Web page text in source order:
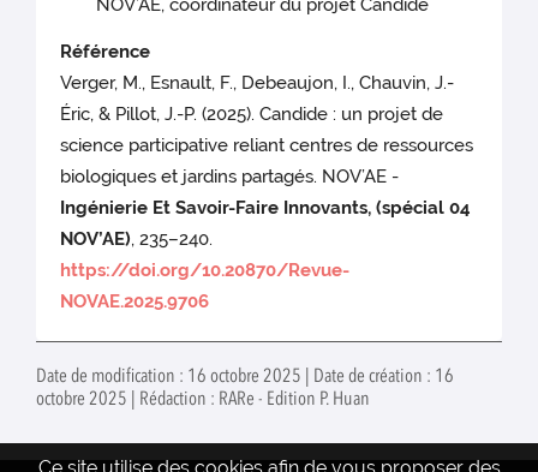
NOV’AE, coordinateur du projet Candide
Référence
Verger, M., Esnault, F., Debeaujon, I., Chauvin, J.-
Éric, & Pillot, J.-P. (2025). Candide : un projet de
science participative reliant centres de ressources
biologiques et jardins partagés. NOV’AE -
Ingénierie Et Savoir-Faire Innovants, (spécial 04
NOV’AE), 235–240.
https://doi.org/10.20870/Revue-
NOVAE.2025.9706
Date de modification : 16 octobre 2025 | Date de création : 16
octobre 2025 | Rédaction : RARe - Edition P. Huan